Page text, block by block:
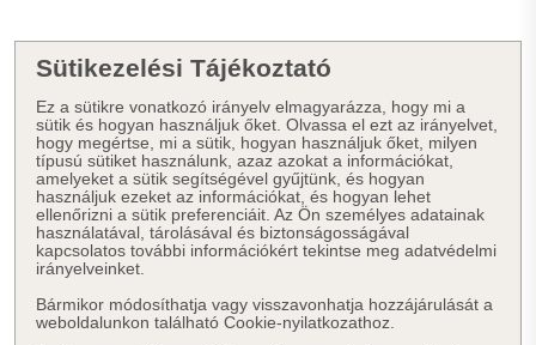
Sütikezelési Tájékoztató
Ez a sütikre vonatkozó irányelv elmagyarázza, hogy mi a
sütik és hogyan használjuk őket. Olvassa el ezt az irányelvet,
hogy megértse, mi a sütik, hogyan használjuk őket, milyen
típusú sütiket használunk, azaz azokat a információkat,
amelyeket a sütik segítségével gyűjtünk, és hogyan
használjuk ezeket az információkat, és hogyan lehet
ellenőrizni a sütik preferenciáit. Az Ön személyes adatainak
használatával, tárolásával és biztonságosságával
kapcsolatos további információkért tekintse meg adatvédelmi
irányelveinket.
Bármikor módosíthatja vagy visszavonhatja hozzájárulását a
weboldalunkon található Cookie-nyilatkozathoz.